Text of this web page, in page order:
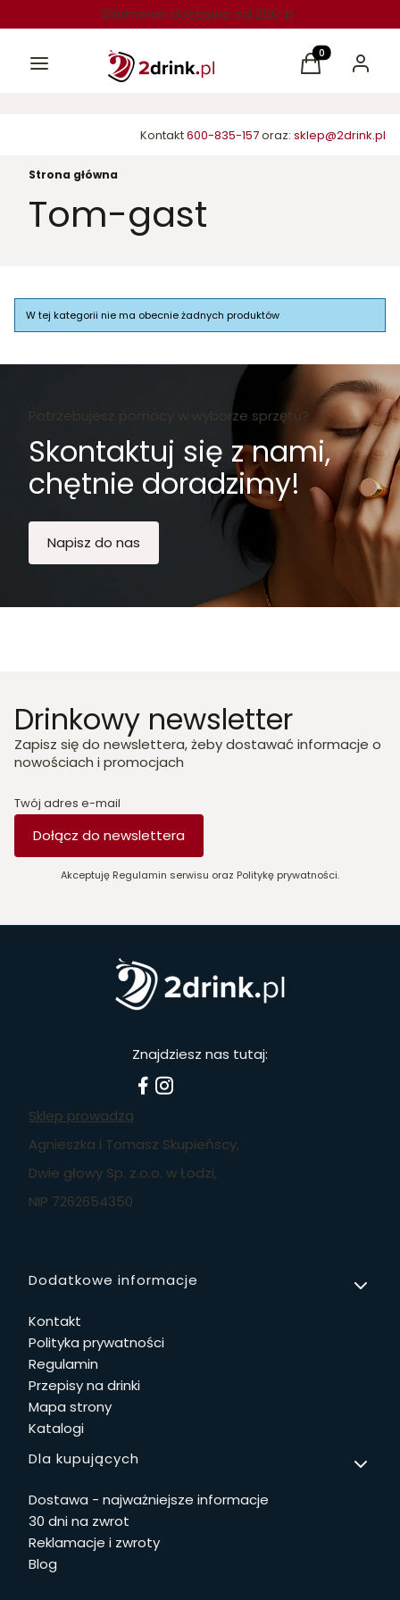
Darmowa dostawa od 250 zł
Menu Produkty w
Koszyk Zaloguj
Kontakt600-835-157oraz: sklep@2drink.pl
Strona główna
Tom-gast
Lista produktów
W tej kategorii nie ma obecnie żadnych produktów
Potrzebujesz pomocy w wyborze sprzętu?
Skontaktuj się z nami,
chętnie doradzimy!
Napisz do nas
Drinkowy newsletter
Zapisz się do newslettera, żeby dostawać informacje o
nowościach i promocjach
Twój adres e-mail
Dołącz do newslettera
Akceptuję Regulamin serwisu oraz Politykę prywatności.
Znajdziesz nas tutaj:
Sklep prowadzą
Agnieszka i Tomasz Skupieńscy,
Dwie głowy Sp. z.o.o. w Łodzi,
NIP 7262654350
Linki w stopce
Dodatkowe informacje
Kontakt
Polityka prywatności
Regulamin
Przepisy na drinki
Mapa strony
Katalogi
Dla kupujących
Dostawa - najważniejsze informacje
30 dni na zwrot
Reklamacje i zwroty
Blog